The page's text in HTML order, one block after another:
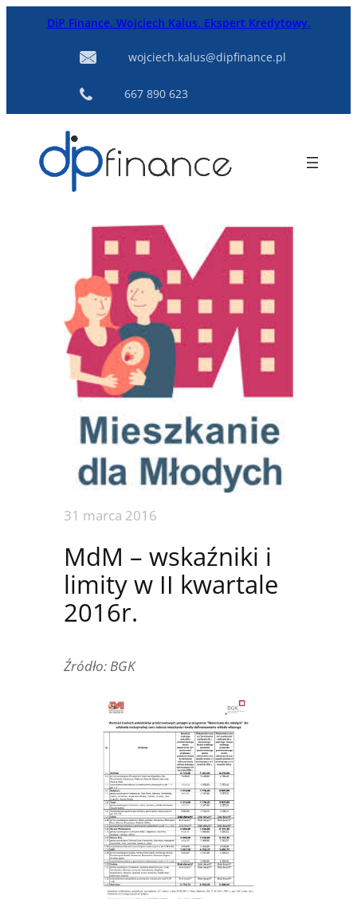
PrzejdźDiP Finance. Wojciech Kalus. Ekspert Kredytowy.
wojciech.kalus@dipfinance.pl
667 890 623
31 marca 2016
MdM – wskaźniki i
limity w II kwartale
2016r.
Źródło: BGK